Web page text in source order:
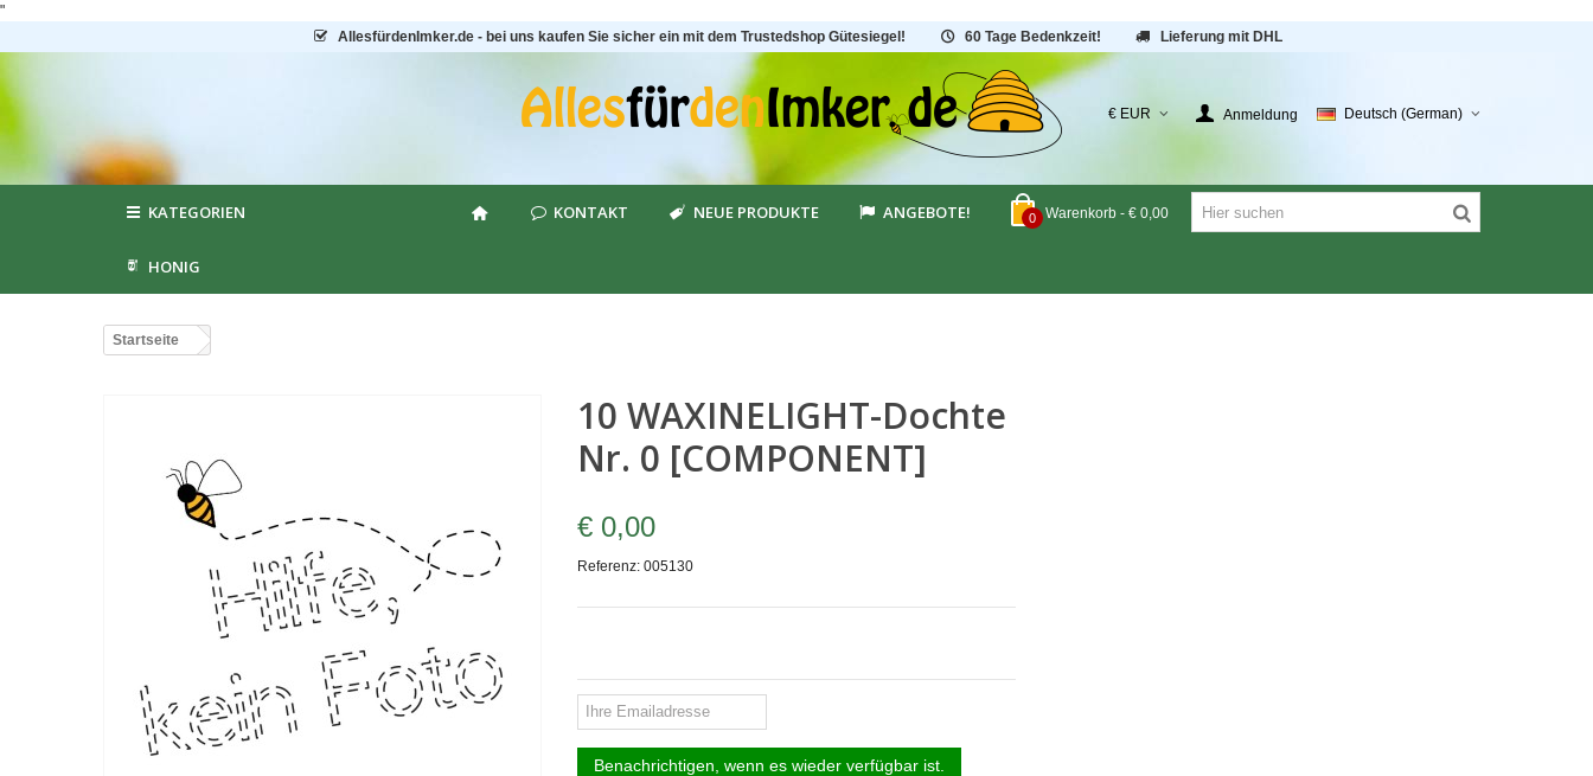
"
AllesfürdenImker.de - bei uns kaufen Sie sicher ein mit dem Trustedshop Gütesiegel!
60 Tage Bedenkzeit! Lieferung mit DHL
€ EUR Anmeldung Deutsch (German)
0 Warenkorb - € 0,00
KATEGORIEN KONTAKT NEUE PRODUKTE ANGEBOTE!
HONIG
Startseite
10 WAXINELIGHT-Dochte
Nr. 0 [COMPONENT]
€ 0,00
Referenz: 005130
Benachrichtigen, wenn es wieder verfügbar ist.